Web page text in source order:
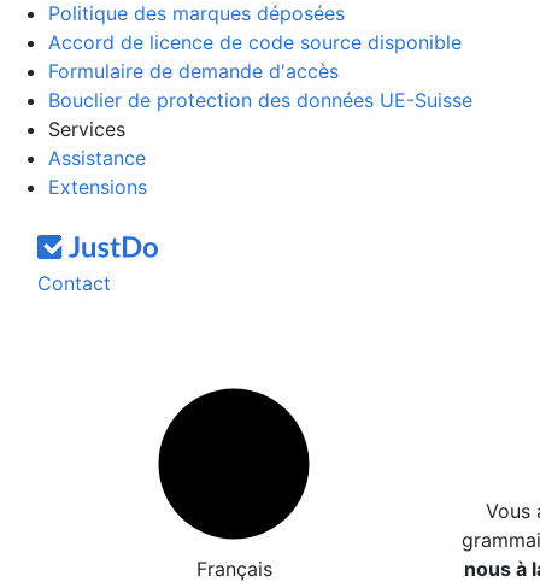
Politique des marques déposées
Accord de licence de code source disponible
Formulaire de demande d'accès
Bouclier de protection des données UE-Suisse
Services
Assistance
Extensions
Contact
Français
Vous
nous à